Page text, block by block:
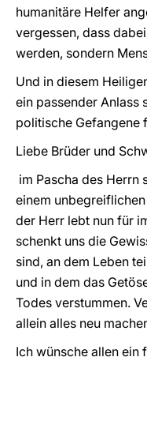
humanitäre Helfer
vergessen, dass
werden, sondern
Und in diesem
ein passender Anlass
politische Gefangene
Liebe Brüder und
im Pascha des Herrn
einem
der Herr lebt nun für
schenkt uns die
sind, an dem Leben
und in dem das
Todes verstummen.
allein alles neu
Ich wünsche allen ein